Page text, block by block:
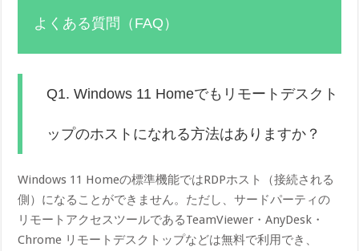
よくある質問（FAQ）
Q1. Windows 11 Homeでもリモートデスクト
ップのホストになれる方法はありますか？
Windows 11 Homeの標準機能ではRDPホスト（接続される
側）になることができません。ただし、サードパーティの
リモートアクセスツールであるTeamViewer・AnyDesk・
Chrome リモートデスクトップなどは無料で利用でき、